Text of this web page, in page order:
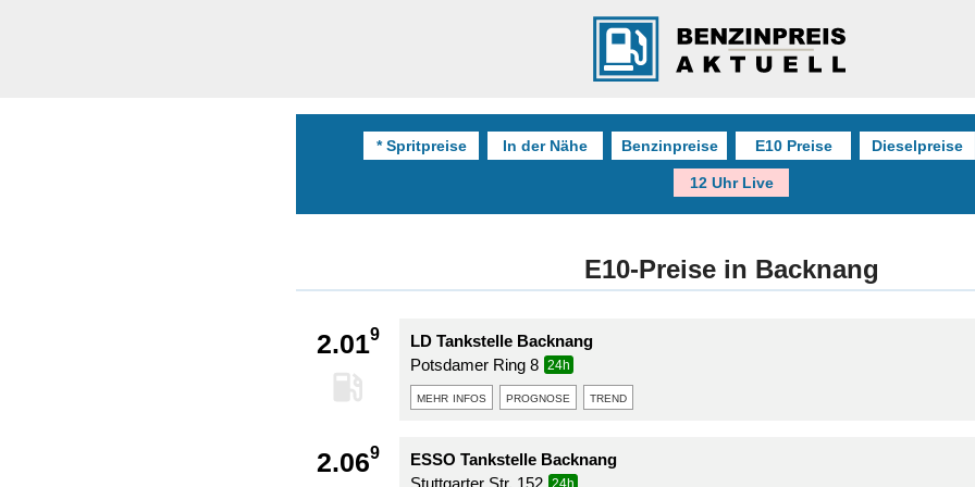
* Spritpreise In der Nähe Benzinpreise E10 Preise Dieselpreise
12 Uhr Live
E10-Preise in Backnang
2.019
LD Tankstelle Backnang
Potsdamer Ring 8
24h
mehr infos prognose trend
2.069
ESSO Tankstelle Backnang
24h